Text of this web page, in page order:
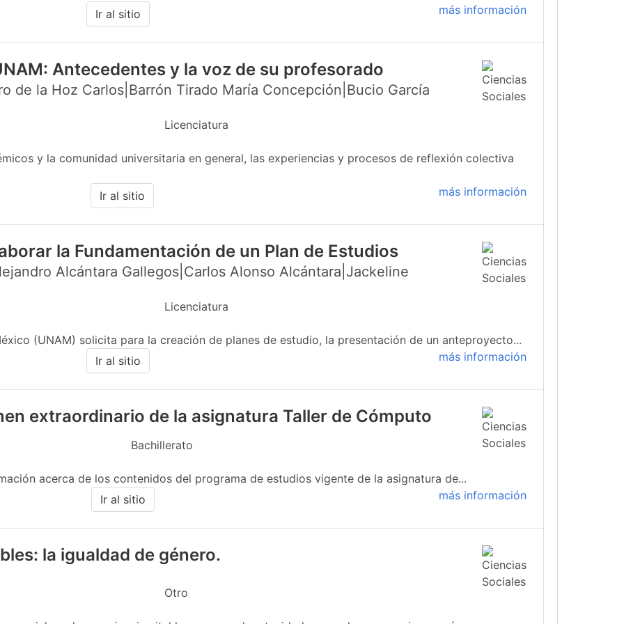
más información
Ir al sitio
Antecedentes y la voz de su profesorado
de la Hoz Carlos|Barrón Tirado María Concepción|Bucio García
Licenciatura
y la comunidad universitaria en general, las experiencias y procesos de reflexión colectiva
más información
Ir al sitio
la Fundamentación de un Plan de Estudios
Alcántara Gallegos|Carlos Alonso Alcántara|Jackeline
Licenciatura
(UNAM) solicita para la creación de planes de estudio, la presentación de un anteproyecto...
más información
Ir al sitio
extraordinario de la asignatura Taller de Cómputo
Bachillerato
acerca de los contenidos del programa de estudios vigente de la asignatura de...
más información
Ir al sitio
la igualdad de género.
Otro